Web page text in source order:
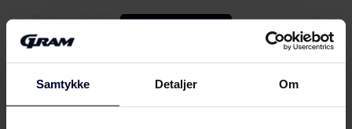
Samtykke Detaljer Om
Brugervejledning
Sikkerhedsoplysninger og
advarsler (DK)